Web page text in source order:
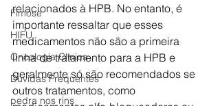
Fimose
HIFU
Oncologia Clínica
Dúvidas Frequentes
pedra nos rins
relacionados à HPB. No entanto, é
importante ressaltar que esses
medicamentos não são a primeira
linha de tratamento para a HPB e
geralmente só são recomendados se
outros tratamentos, como